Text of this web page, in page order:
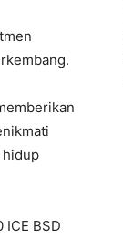
hidup
BSD